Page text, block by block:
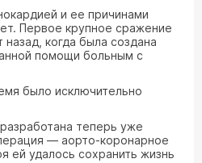
и ее причинами
Первое крупное сражение
когда была создана
помощи больным с
было исключительно
теперь уже
— аорто-коронарное
ей удалось сохранить жизнь